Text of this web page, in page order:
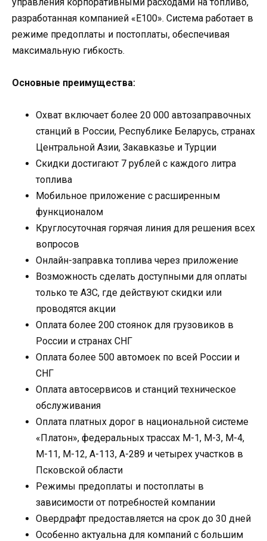
разработанная компанией «Е100». Система работает в
режиме предоплаты и постоплаты, обеспечивая
максимальную гибкость.
Основные преимущества:
Охват включает более 20 000 автозаправочных
станций в России, Республике Беларусь, странах
Центральной Азии, Закавказье и Турции
Скидки достигают 7 рублей с каждого литра
топлива
Мобильное приложение с расширенным
функционалом
Круглосуточная горячая линия для решения всех
вопросов
Онлайн-заправка топлива через приложение
Возможность сделать доступными для оплаты
только те АЗС, где действуют скидки или
проводятся акции
Оплата более 200 стоянок для грузовиков в
России и странах СНГ
Оплата более 500 автомоек по всей России и
СНГ
Оплата автосервисов и станций техническое
обслуживания
Оплата платных дорог в национальной системе
«Платон», федеральных трассах М-1, М-3, М-4,
М-11, М-12, А-113, А-289 и четырех участков в
Псковской области
Режимы предоплаты и постоплаты в
зависимости от потребностей компании
Овердрафт предоставляется на срок до 30 дней
Особенно актуальна для компаний с большим